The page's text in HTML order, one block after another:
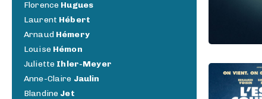
Florence Hugues
Laurent Hébert
Arnaud Hémery
Louise Hémon
Juliette Ihler-Meyer
Anne-Claire Jaulin
Blandine Jet